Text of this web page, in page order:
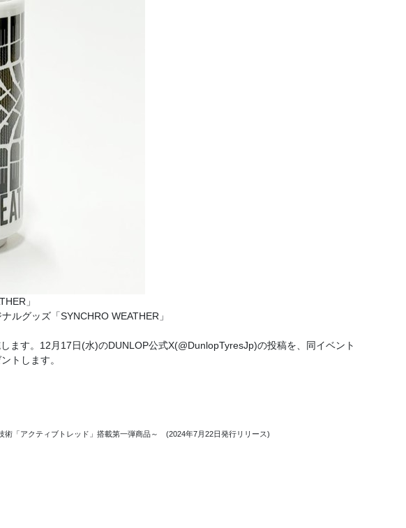
」
ルグッズ「SYNCHRO WEATHER」
す。12月17日(水)のDUNLOP公式X(@DunlopTyresJp)の投稿を、同イベント
トします。
「アクティブトレッド」搭載第一弾商品～ (2024年7月22日発行リリース)